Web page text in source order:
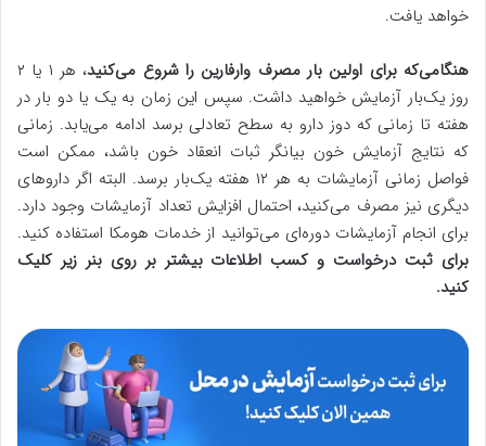
خواهد یافت.
هنگامی‌که برای اولین بار مصرف وارفارین را شروع می‌کنید
، هر ۱ یا ۲
روز یک‌بار آزمایش خواهید داشت. سپس این زمان به یک یا دو بار در
هفته تا زمانی که دوز دارو به سطح تعادلی برسد ادامه می‌یابد. زمانی
که نتایج آزمایش خون بیانگر ثبات انعقاد خون باشد، ممکن است
فواصل زمانی آزمایشات به هر ۱۲ هفته یک‌بار برسد. البته اگر داروهای
دیگری نیز مصرف می‌کنید، احتمال افزایش تعداد آزمایشات وجود دارد.
برای انجام آزمایشات دوره‌ای می‌توانید از خدمات هومکا استفاده کنید.
برای ثبت درخواست و کسب اطلاعات بیشتر بر روی بنر زیر کلیک
کنید.